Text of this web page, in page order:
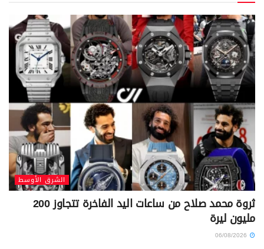
الشرق الأوسط
ثروة محمد صلاح من ساعات اليد الفاخرة تتجاوز 200
مليون ليرة